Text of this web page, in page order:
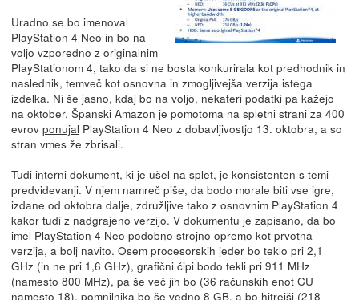
Uradno se bo imenoval
PlayStation 4 Neo in bo na
voljo vzporedno z originalnim
PlayStationom 4, tako da si ne bosta konkurirala kot predhodnik in
naslednik, temveč kot osnovna in zmogljivejša verzija istega
izdelka. Ni še jasno, kdaj bo na voljo, nekateri podatki pa kažejo
na oktober. Španski Amazon je pomotoma na spletni strani za 400
evrov ponujal PlayStation 4 Neo z dobavljivostjo 13. oktobra, a so
stran vmes že zbrisali.
Tudi interni dokument, ki je ušel na splet, je konsistenten s temi
predvidevanji. V njem namreč piše, da bodo morale biti vse igre,
izdane od oktobra dalje, združljive tako z osnovnim PlayStation 4
kakor tudi z nadgrajeno verzijo. V dokumentu je zapisano, da bo
imel PlayStation 4 Neo podobno strojno opremo kot prvotna
verzija, a bolj navito. Osem procesorskih jeder bo teklo pri 2,1
GHz (in ne pri 1,6 GHz), grafični čipi bodo tekli pri 911 MHz
(namesto 800 MHz), pa še več jih bo (36 računskih enot CU
namesto 18), pomnilnika bo še vedno 8 GB, a bo hitrejši (218